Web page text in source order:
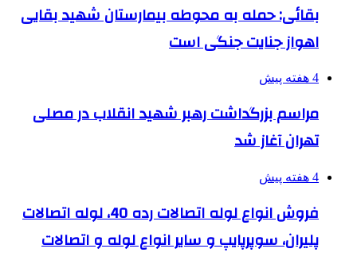
بقائی: حمله به محوطه بیمارستان شهید بقایی
اهواز جنایت جنگی است
4 هفته پیش
مراسم بزرگداشت رهبر شهید انقلاب در مصلی
تهران آغاز شد
4 هفته پیش
فروش انواع لوله اتصالات رده 40، لوله اتصالات
پلیران، سوپرپایپ و سایر انواع لوله و اتصالات